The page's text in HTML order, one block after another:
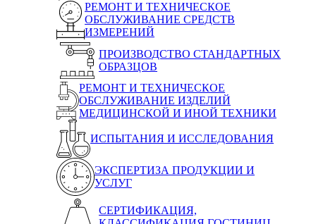
РЕМОНТ И ТЕХНИЧЕСКОЕ
ОБСЛУЖИВАНИЕ СРЕДСТВ
ИЗМЕРЕНИЙ
ПРОИЗВОДСТВО СТАНДАРТНЫХ
ОБРАЗЦОВ
РЕМОНТ И ТЕХНИЧЕСКОЕ
ОБСЛУЖИВАНИЕ ИЗДЕЛИЙ
МЕДИЦИНСКОЙ И ИНОЙ ТЕХНИКИ
ИСПЫТАНИЯ И ИССЛЕДОВАНИЯ
ЭКСПЕРТИЗА ПРОДУКЦИИ И
УСЛУГ
СЕРТИФИКАЦИЯ,